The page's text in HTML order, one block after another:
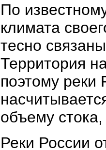
По
климата
тесно
Территория
поэтому
объему
Реки России